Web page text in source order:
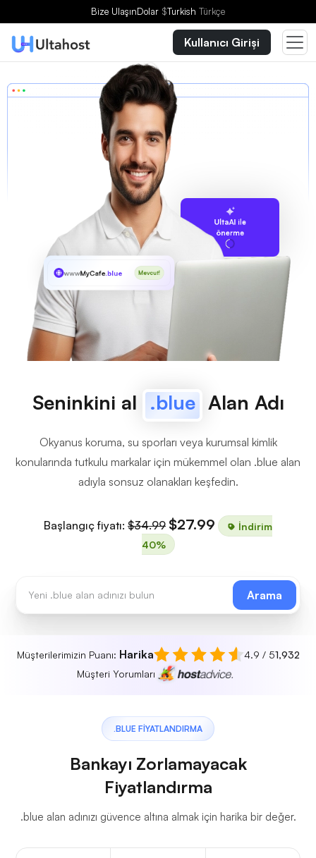
Bize UlaşınDolar $Turkish Türkçe
Kullanıcı Girişi
UltaAI ile
önerme
wwwMyCafe.blue Mevcut!
Seninkini al .blue Alan Adı
Okyanus koruma, su sporları veya kurumsal kimlik
konularında tutkulu markalar için mükemmel olan .blue alan
adıyla sonsuz olanakları keşfedin.
Başlangıç fiyatı: $34.99 $27.99
İndirim
40%
Arama
Müşterilerimizin Puanı: Harika 4.9 / 51,932
Müşteri Yorumları
.BLUE FIYATLANDIRMA
Bankayı Zorlamayacak
Fiyatlandırma
.blue alan adınızı güvence altına almak için harika bir değer.